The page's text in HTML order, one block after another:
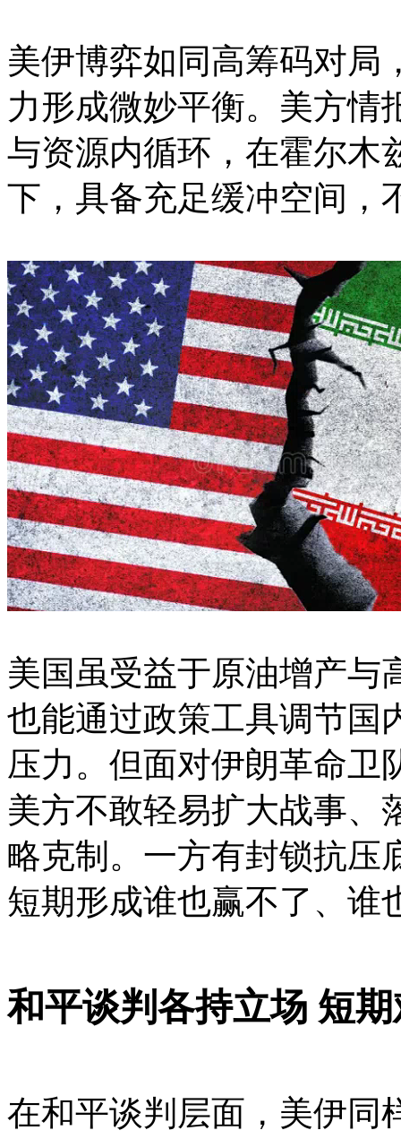
美伊博弈如同高筹码对局
力形成微妙平衡。美方情
与资源内循环，在霍尔木
下，具备充足缓冲空间，
美国虽受益于原油增产与
也能通过政策工具调节国
压力。但面对伊朗革命卫
美方不敢轻易扩大战事、
略克制。一方有封锁抗压
短期形成谁也赢不了、谁
和平谈判各持立场 短
在和平谈判层面，美伊同